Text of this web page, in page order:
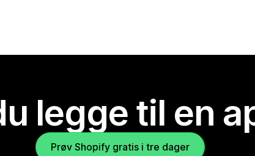
legge til en
Prøv Shopify gratis i tre dager